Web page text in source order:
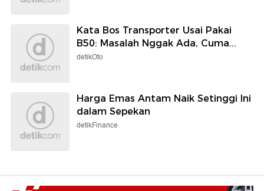
Kata Bos Transporter Usai Pakai
B50: Masalah Nggak Ada, Cuma...
detikOto
Harga Emas Antam Naik Setinggi Ini
dalam Sepekan
detikFinance